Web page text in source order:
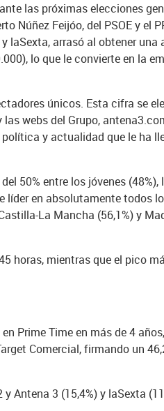
las próximas elecciones
Núñez Feijóo, del PSOE y el
laSexta, arrasó al obtener una
lo que le convierte en la
únicos. Esta cifra se
webs del Grupo,
y actualidad que le ha
50% entre los jóvenes (48%),
líder en absolutamente todos
La Mancha (56,1%) y
horas, mientras que el pico
Prime Time en más de 4
Comercial, firmando un
Antena 3 (15,4%) y laSexta